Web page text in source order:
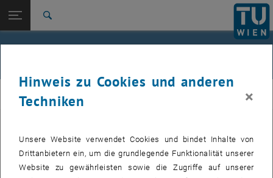
TU Login
Studium
International
Zur 1. Menü Ebene
E105-03-Forschungsbereich Ökonomie
Zurück zur letzten Ebene:
E105-03-Forschungsbereich
Personen
econ
englischen Version unserer Webseite.
Hinweis zu Cookies und anderen
Techniken
×
Unsere Website verwendet Cookies und bindet Inhalte von
Drittanbietern ein, um die grundlegende Funktionalität unserer
Website zu gewährleisten sowie die Zugriffe auf unserer